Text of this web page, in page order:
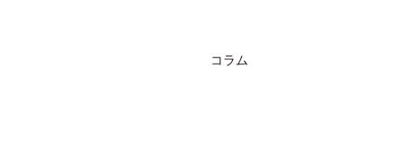
コラム